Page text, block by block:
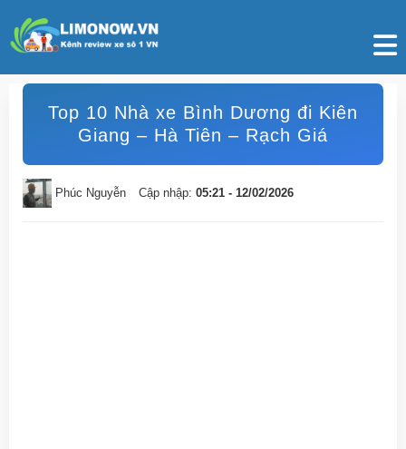
Top 10 Nhà xe Bình Dương đi Kiên
Giang – Hà Tiên – Rạch Giá
Phúc Nguyễn Cập nhập: 05:21 - 12/02/2026